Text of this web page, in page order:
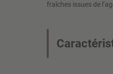
fraîches issues de